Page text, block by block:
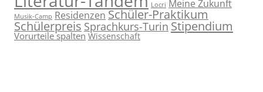
Locri Meine Zukunft
Musik-Camp Residenzen Schüler-Praktikum
Schülerpreis Sprachkurs-Turin Stipendium
Vorurteile spalten Wissenschaft